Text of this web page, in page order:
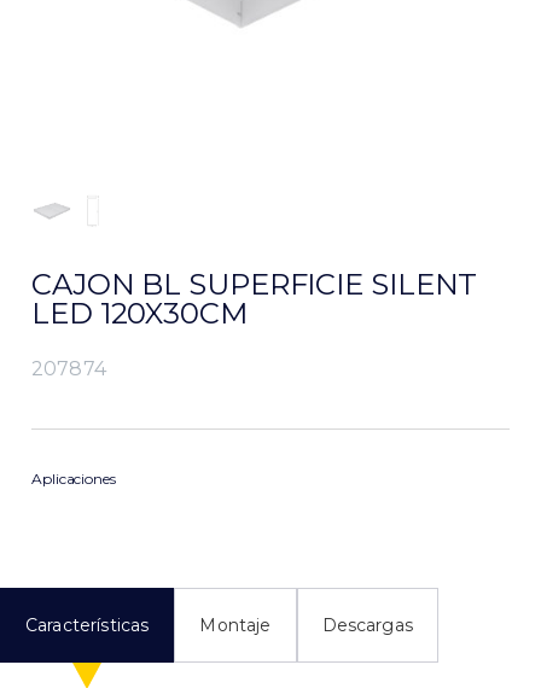
CAJON BL SUPERFICIE SILENT
LED 120X30CM
207874
Aplicaciones
Características Montaje Descargas